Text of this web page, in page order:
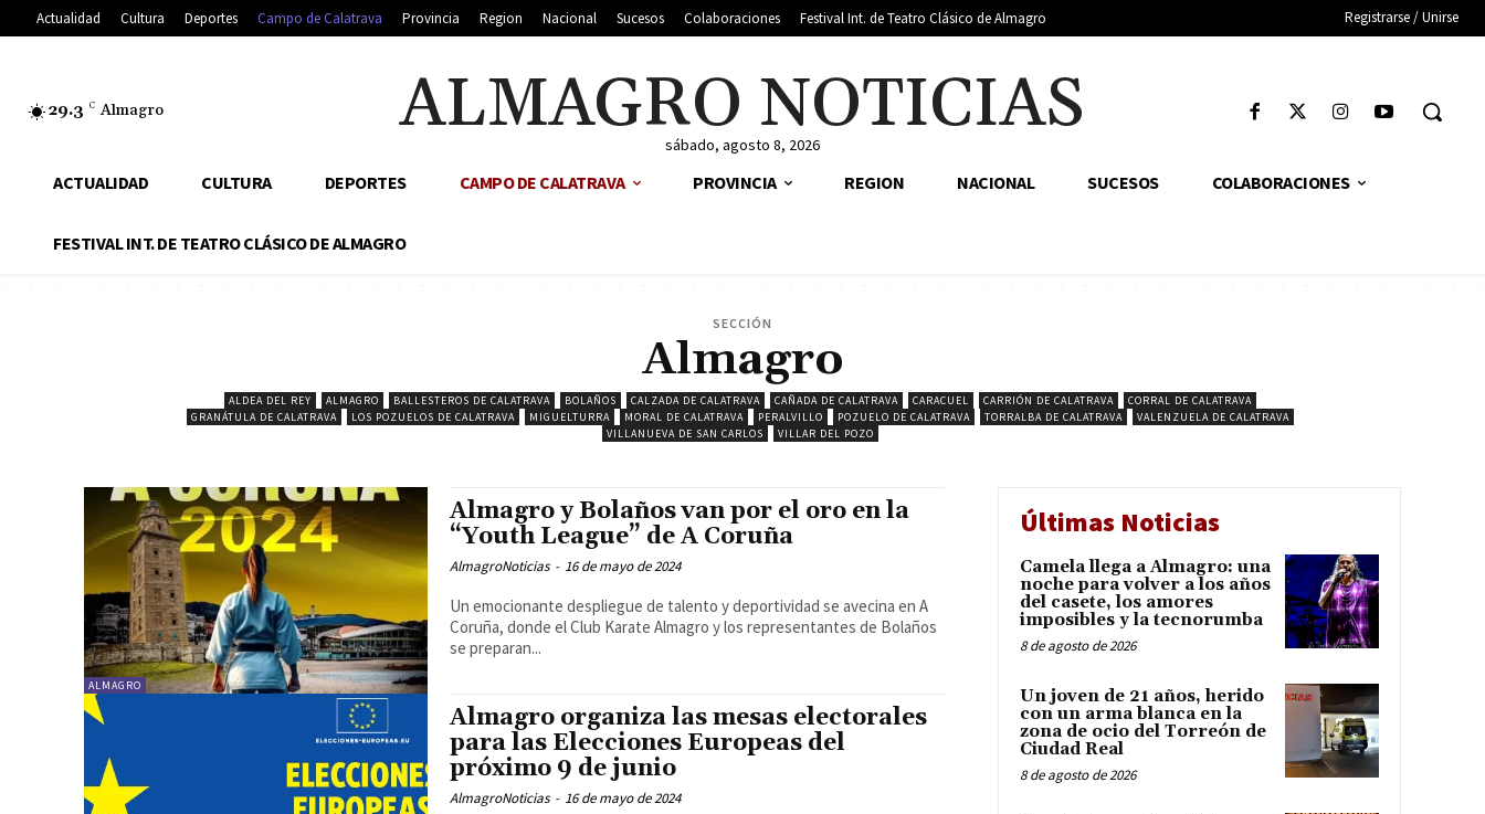
Actualidad Cultura Deportes Campo de Calatrava Provincia Region Nacional Sucesos Colaboraciones Festival Int. de Teatro Clásico de Almagro Registrarse / Unirse
29.3 C Almagro ALMAGRO NOTICIAS
sábado, agosto 8, 2026
ACTUALIDAD CULTURA DEPORTES CAMPO DE CALATRAVA PROVINCIA REGION NACIONAL SUCESOS COLABORACIONES
FESTIVAL INT. DE TEATRO CLÁSICO DE ALMAGRO
SECCIÓN
Almagro
ALDEA DEL REY ALMAGRO BALLESTEROS DE CALATRAVA BOLAÑOS CALZADA DE CALATRAVA CAÑADA DE CALATRAVA CARACUEL CARRIÓN DE CALATRAVA
CORRAL DE CALATRAVA
GRANÁTULA DE CALATRAVA
LOS POZUELOS DE CALATRAVA MIGUELTURRA MORAL DE CALATRAVA PERALVILLO POZUELO DE CALATRAVA TORRALBA DE CALATRAVA
VALENZUELA DE CALATRAVA
VILLANUEVA DE SAN CARLOS
VILLAR DEL POZO
ALMAGRO
Almagro y Bolaños van por el oro en la
“Youth League” de A Coruña
AlmagroNoticias - 16 de mayo de 2024
Un emocionante despliegue de talento y deportividad se avecina en A
Coruña, donde el Club Karate Almagro y los representantes de Bolaños
se preparan...
Almagro organiza las mesas electorales
para las Elecciones Europeas del
próximo 9 de junio
AlmagroNoticias - 16 de mayo de 2024
Últimas Noticias
Camela llega a Almagro: una
noche para volver a los años
del casete, los amores
imposibles y la tecnorumba
8 de agosto de 2026
Un joven de 21 años, herido
con un arma blanca en la
zona de ocio del Torreón de
Ciudad Real
8 de agosto de 2026